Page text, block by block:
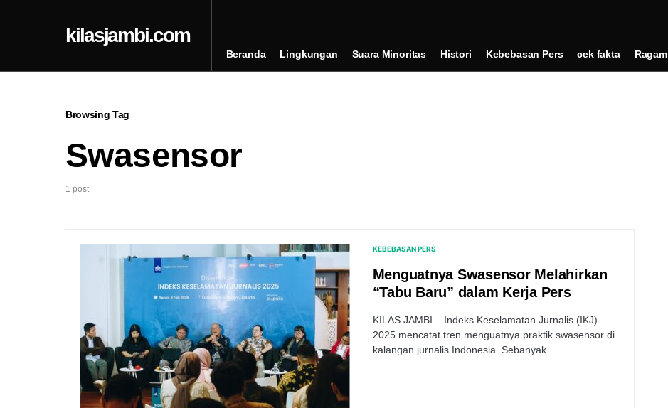
kilasjambi.com
Beranda Lingkungan Suara Minoritas Histori Kebebasan Pers cek fakta Ragam
Browsing Tag
Swasensor
1 post
KEBEBASAN PERS
Menguatnya Swasensor Melahirkan
“Tabu Baru” dalam Kerja Pers
KILAS JAMBI – Indeks Keselamatan Jurnalis (IKJ)
2025 mencatat tren menguatnya praktik swasensor di
kalangan jurnalis Indonesia. Sebanyak…